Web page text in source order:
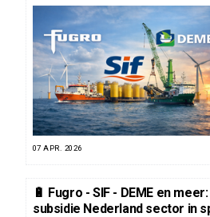
07 APR. 2026
🔋 Fugro - SIF - DEME en
subsidie Nederland sector in